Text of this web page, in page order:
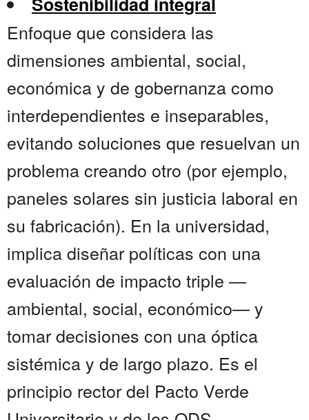
Enfoque que considera las
dimensiones ambiental, social,
económica y de gobernanza como
interdependientes e inseparables,
evitando soluciones que resuelvan un
problema creando otro (por ejemplo,
paneles solares sin justicia laboral en
su fabricación). En la universidad,
implica diseñar políticas con una
evaluación de impacto triple —
ambiental, social, económico— y
tomar decisiones con una óptica
sistémica y de largo plazo. Es el
principio rector del Pacto Verde